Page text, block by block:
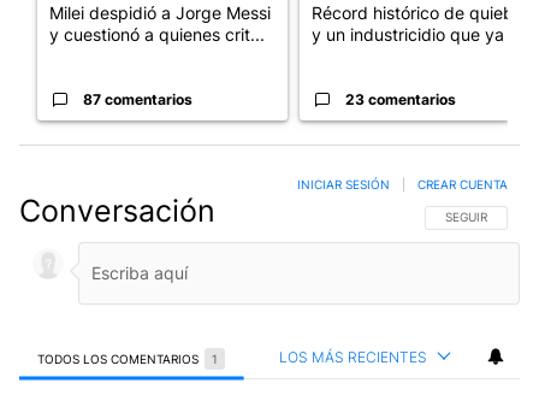
Milei despidió a Jorge Messi
y cuestionó a quienes crit...
87 comentarios
Récord histórico de quiebras
y un industricidio que ya ...
23 comentarios
Conversación SIGA ESTA
SEGUIR
INICIAR SESIÓN CREAR CUENTA
TODOS LOS COMENTARIOS 1 LOS MÁS RECIENTES